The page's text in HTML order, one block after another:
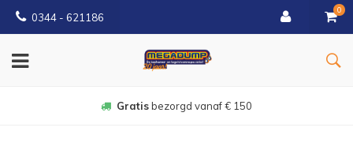
0344 - 621186
0
Gratisbezorgd vanaf € 150